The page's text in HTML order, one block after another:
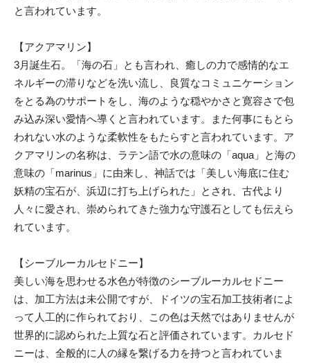
と言われています。
【アクアマリン】
3月誕生石。「海の石」とも言われ、癒しの力で感情的なエ
ネルギーの滞りなどを洗い流し、良質なコミュニケーション
をとる為のサポートをし、海のような穏やかさと寛容さで包
み込み深い愛情へ導くと言われています。また何事にもとら
われない水のような柔軟性をもたらすと言われています。ア
クアマリンの名称は、ラテン語で水の意味の「aqua」と海の
意味の「marinus」に由来し、神話では「美しい海底に住む
妖精の宝石が、浜辺に打ち上げられた」とされ、古代より
人々に愛され、崇められてきた強力な守護石としても伝えら
れています。
【シーブルーカルセドニー】
美しい海を思わせる水色が特徴のシーブルーカルセドニー
は、加工方法は未公開ですが、ドイツの宝石加工技術者によ
って人工的に作られており、この色は天然ではありませんが
世界的に認められた上質な石と評価されています。カルセド
ニーは、全般的に人の縁を繋げる力を持つと言われていま